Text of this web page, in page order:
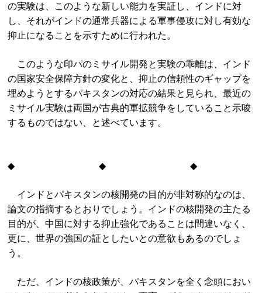
の実験は、このような新しい能力を実証し、インドに対
し、それがインドの通常兵器による軍事侵攻に対し有効な
抑止になることを示すために行われた。
このような印パのミサイル開発と実験の乖離は、インド
の国家安全保障方針の変化と、抑止の信頼性のギャップを
埋めようとするパキスタンの対応の結果と見られ、最近の
ミサイル実験は両国が古典的軍拡競争をしていること示唆
するものではない、と述べています。
◆ ◆ ◆
インドとパキスタンの核開発の目的が非対称的なのは、
論文の指摘するとおりでしょう。インドの核開発の主たる
目的が、中国に対する抑止強化であることは間違いなく、
更に、世界の強国の証としたいとの意欲もあるのでしょ
う。
ただ、インドの核政策が、パキスタンを全く念頭におい